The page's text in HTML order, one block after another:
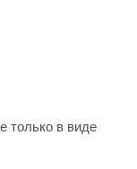
только в виде